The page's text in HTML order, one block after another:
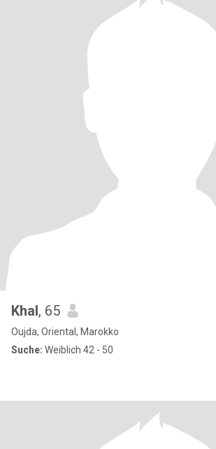
Khal, 65
Oujda, Oriental, Marokko
Suche: Weiblich 42 - 50